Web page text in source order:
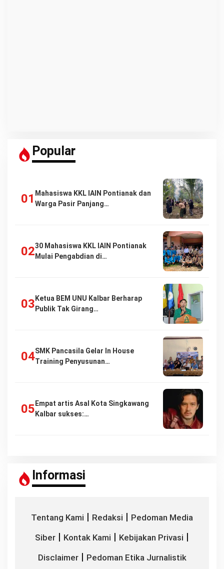
Popular
Mahasiswa KKL IAIN Pontianak dan
Warga Pasir Panjang…
30 Mahasiswa KKL IAIN Pontianak
Mulai Pengabdian di…
Ketua BEM UNU Kalbar Berharap
Publik Tak Girang…
SMK Pancasila Gelar In House
Training Penyusunan…
Empat artis Asal Kota Singkawang
Kalbar sukses:…
Informasi
Tentang Kami | Redaksi | Pedoman Media
Siber | Kontak Kami | Kebijakan Privasi |
Disclaimer| Pedoman Etika Jurnalistik